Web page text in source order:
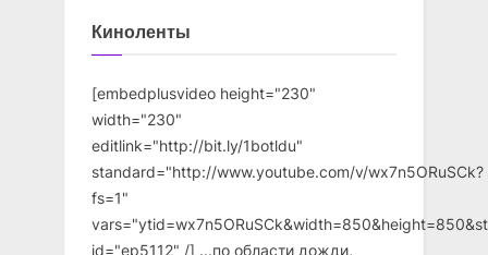
Киноленты
[embedplusvideo height="230"
width="230"
editlink="http://bit.ly/1botldu"
standard="http://www.youtube.com/v/wx7n5ORuSCk?
fs=1"
id="ep5112" /] ...по области дожди,